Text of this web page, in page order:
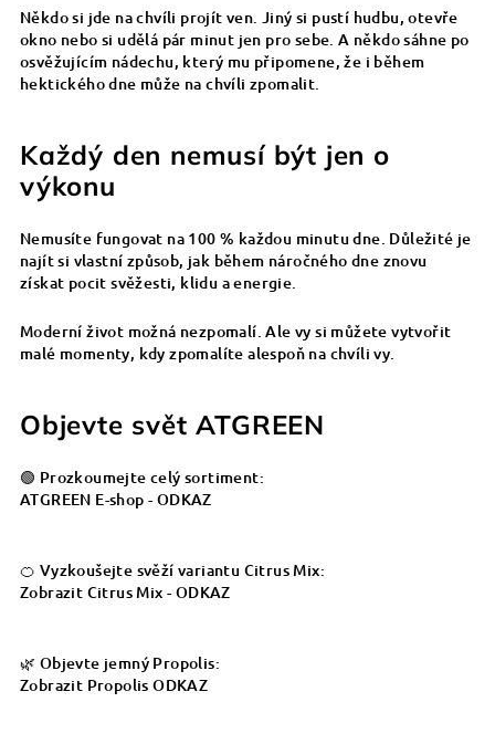
Někdo si jde na chvíli projít ven. Jiný si pustí hudbu, otevře
okno nebo si udělá pár minut jen pro sebe. A někdo sáhne po
osvěžujícím nádechu, který mu připomene, že i během
hektického dne může na chvíli zpomalit.
Každý den nemusí být jen o
výkonu
Nemusíte fungovat na 100 % každou minutu dne. Důležité je
najít si vlastní způsob, jak během náročného dne znovu
získat pocit svěžesti, klidu a energie.
Moderní život možná nezpomalí. Ale vy si můžete vytvořit
malé momenty, kdy zpomalíte alespoň na chvíli vy.
Objevte svět ATGREEN
🟢 Prozkoumejte celý sortiment:
ATGREEN E-shop - ODKAZ
🍊 Vyzkoušejte svěží variantu Citrus Mix:
Zobrazit Citrus Mix - ODKAZ
🌿 Objevte jemný Propolis:
Zobrazit Propolis ODKAZ